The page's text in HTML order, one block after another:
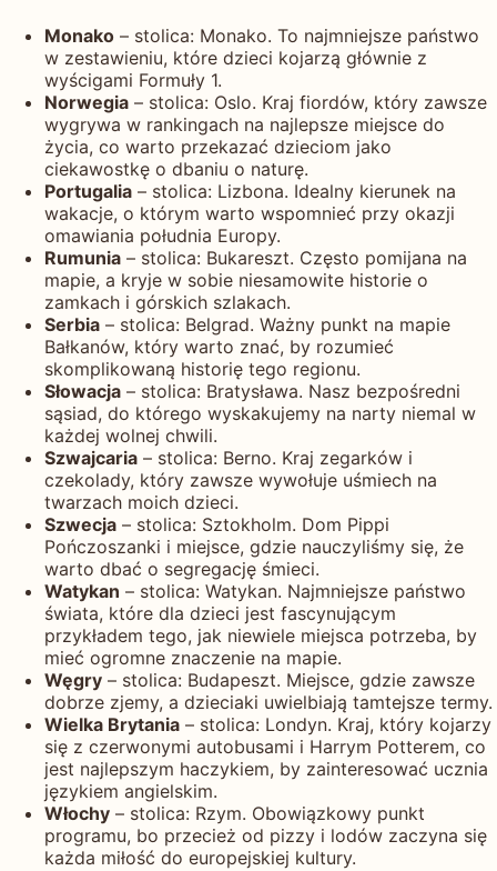
Monako – stolica: Monako. To najmniejsze państwo
w zestawieniu, które dzieci kojarzą głównie z
wyścigami Formuły 1.
Norwegia – stolica: Oslo. Kraj fiordów, który zawsze
wygrywa w rankingach na najlepsze miejsce do
życia, co warto przekazać dzieciom jako
ciekawostkę o dbaniu o naturę.
Portugalia – stolica: Lizbona. Idealny kierunek na
wakacje, o którym warto wspomnieć przy okazji
omawiania południa Europy.
Rumunia – stolica: Bukareszt. Często pomijana na
mapie, a kryje w sobie niesamowite historie o
zamkach i górskich szlakach.
Serbia – stolica: Belgrad. Ważny punkt na mapie
Bałkanów, który warto znać, by rozumieć
skomplikowaną historię tego regionu.
Słowacja – stolica: Bratysława. Nasz bezpośredni
sąsiad, do którego wyskakujemy na narty niemal w
każdej wolnej chwili.
Szwajcaria – stolica: Berno. Kraj zegarków i
czekolady, który zawsze wywołuje uśmiech na
twarzach moich dzieci.
Szwecja – stolica: Sztokholm. Dom Pippi
Pończoszanki i miejsce, gdzie nauczyliśmy się, że
warto dbać o segregację śmieci.
Watykan – stolica: Watykan. Najmniejsze państwo
świata, które dla dzieci jest fascynującym
przykładem tego, jak niewiele miejsca potrzeba, by
mieć ogromne znaczenie na mapie.
Węgry – stolica: Budapeszt. Miejsce, gdzie zawsze
dobrze zjemy, a dzieciaki uwielbiają tamtejsze termy.
Wielka Brytania – stolica: Londyn. Kraj, który kojarzy
się z czerwonymi autobusami i Harrym Potterem, co
jest najlepszym haczykiem, by zainteresować ucznia
językiem angielskim.
Włochy – stolica: Rzym. Obowiązkowy punkt
programu, bo przecież od pizzy i lodów zaczyna się
każda miłość do europejskiej kultury.